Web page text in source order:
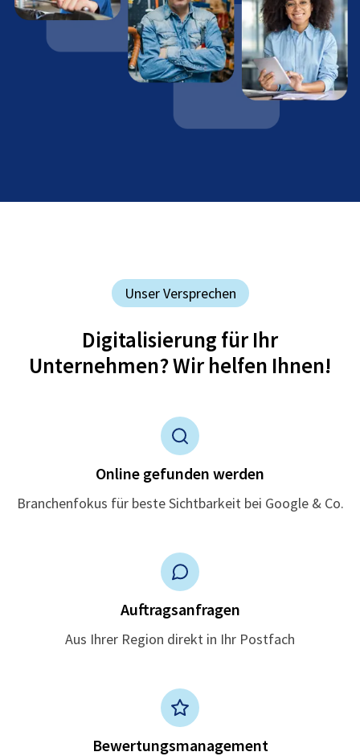
Unser Versprechen
Digitalisierung für Ihr
Unternehmen? Wir helfen Ihnen!
Online gefunden werden
Branchenfokus für beste Sichtbarkeit bei Google & Co.
Auftragsanfragen
Aus Ihrer Region direkt in Ihr Postfach
Bewertungsmanagement